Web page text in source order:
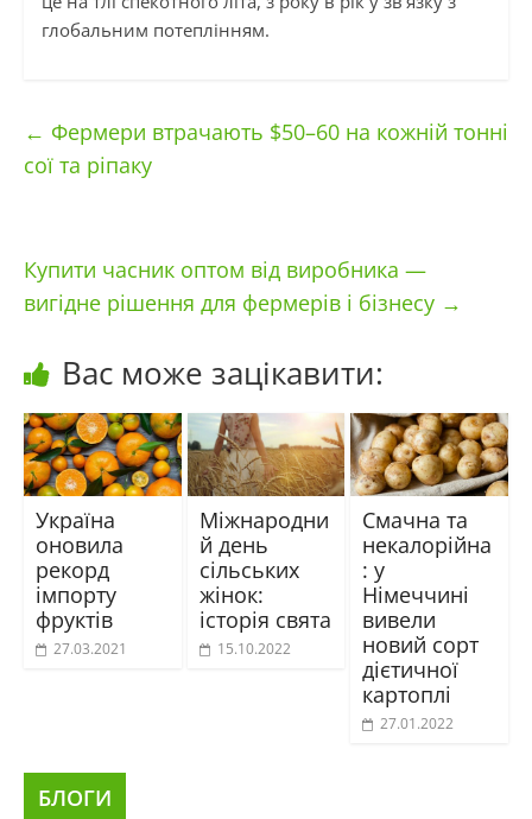
глобальним потеплінням.
← Фермери втрачають $50–60 на кожній тонні
сої та ріпаку
Купити часник оптом від виробника —
вигідне рішення для фермерів і бізнесу →
Вас може зацікавити:
Україна
оновила
рекорд
імпорту
фруктів
27.03.2021
Міжнародни
й день
сільських
жінок:
історія свята
15.10.2022
Смачна та
некалорійна
: у
Німеччині
вивели
новий сорт
дієтичної
картоплі
27.01.2022
БЛОГИ